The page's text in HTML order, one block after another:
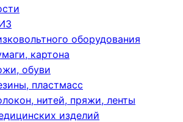
оборудования
картона
обуви
пластмасс
нитей, пряжи, ленты
изделий